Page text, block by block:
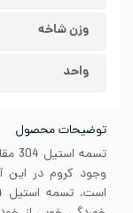
وزن شاخه
واحد
توضیحات محصول
وجود کروم در این